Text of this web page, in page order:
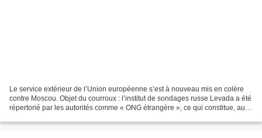
Le service extérieur de l’Union européenne s’est à nouveau mis en colère
contre Moscou. Objet du courroux : l’institut de sondages russe Levada a été
répertorié par les autorités comme « ONG étrangère », ce qui constitue, aux